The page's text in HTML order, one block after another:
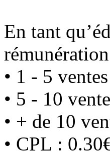
En tant
• 1 - 5
• 5 - 10
• + de 10
• CPL :